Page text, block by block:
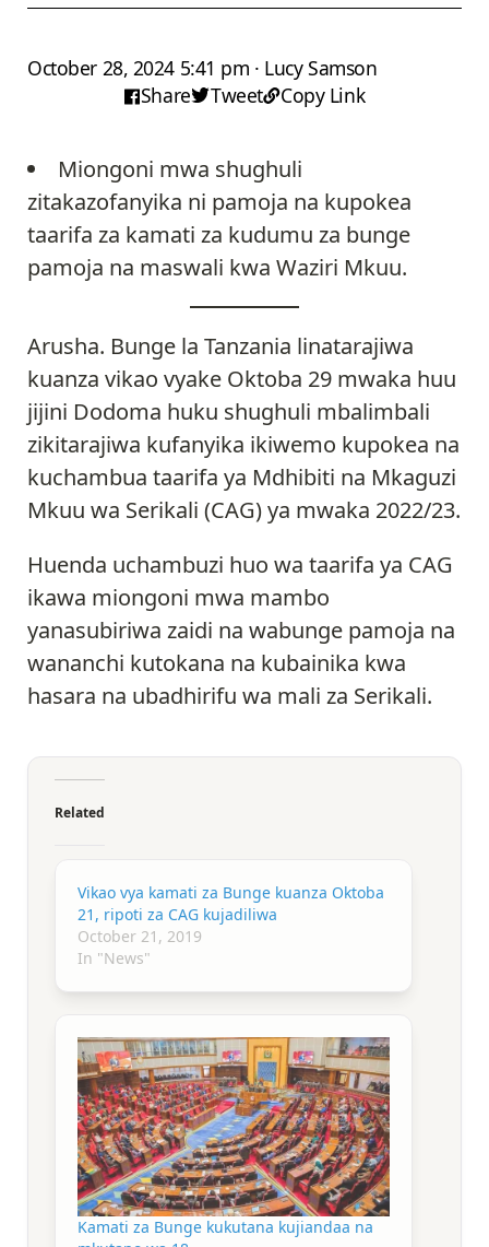
October 28, 2024 5:41 pm · Lucy Samson
Share
Tweet Copy Link
Miongoni mwa shughuli
zitakazofanyika ni pamoja na kupokea
taarifa za kamati za kudumu za bunge
pamoja na maswali kwa Waziri Mkuu.
Arusha. Bunge la Tanzania linatarajiwa
kuanza vikao vyake Oktoba 29 mwaka huu
jijini Dodoma huku shughuli mbalimbali
zikitarajiwa kufanyika ikiwemo kupokea na
kuchambua taarifa ya Mdhibiti na Mkaguzi
Mkuu wa Serikali (CAG) ya mwaka 2022/23.
Huenda uchambuzi huo wa taarifa ya CAG
ikawa miongoni mwa mambo
yanasubiriwa zaidi na wabunge pamoja na
wananchi kutokana na kubainika kwa
hasara na ubadhirifu wa mali za Serikali.
Related
Vikao vya kamati za Bunge kuanza Oktoba
21, ripoti za CAG kujadiliwa
October 21, 2019
In "News"
Kamati za Bunge kukutana kujiandaa na